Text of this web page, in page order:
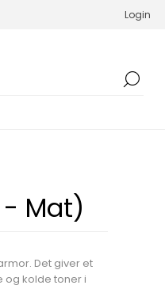
Login
- Mat)
Det giver et
og kolde toner i